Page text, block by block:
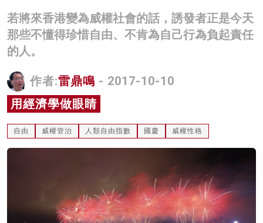
商業
科技
影片
名家榜
灼見活動
關於我們
若將來香港變為威權社會的話，誘發者正是今天
那些不懂得珍惜自由、不肯為自己行為負起責任
的人。
作者:雷鼎鳴 - 2017-10-10
用經濟學做眼睛
自由 威權管治 人類自由指數 國慶 威權性格